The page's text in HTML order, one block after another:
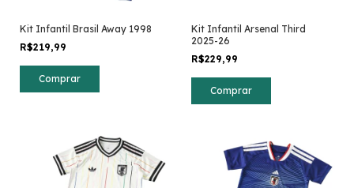
Kit Infantil Brasil Away 1998
R$219,99
Comprar
Kit Infantil Arsenal Third
2025-26
R$229,99
Comprar